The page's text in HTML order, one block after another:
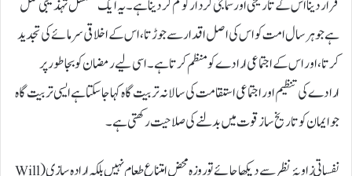
قرار دینا اس کے تاریخی اور سماجی کردار کو کم کر دینا ہے۔ یہ ایک مسلسل تہذیبی عمل
ہے جو ہر سال امت کو اس کی اصل اقدار سے جوڑتا، اس کے اخلاقی سرمائے کی تجدید
کرتا، اور اس کے اجتماعی ارادے کو منظم کرتا ہے۔ اسی لیے رمضان کو بجا طور پر
ارادے کی تنظیم اور اجتماعی استقامت کی سالانہ تربیت گاہ کہا جا سکتا ہے ایسی تربیت گاہ
جو ایمان کو تاریخ ساز قوت میں بدلنے کی صلاحیت رکھتی ہے۔
نفسیاتی زاویۂ نظر سے دیکھا جائے تو روزہ محض امتناعِ طعام نہیں بلکہ ارادہ سازی (Will